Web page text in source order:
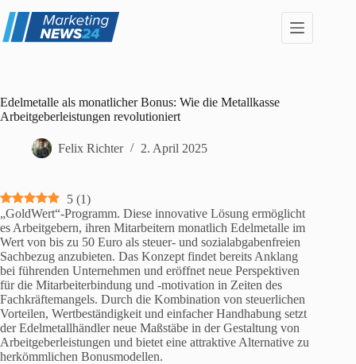
Inhalt
springen
Edelmetalle als monatlicher Bonus: Wie die Metallkasse
Arbeitgeberleistungen revolutioniert
Felix Richter 2. April 2025
5 (1)
„GoldWert“-Programm. Diese innovative Lösung ermöglicht
es Arbeitgebern, ihren Mitarbeitern monatlich Edelmetalle im
Wert von bis zu 50 Euro als steuer- und sozialabgabenfreien
Sachbezug anzubieten. Das Konzept findet bereits Anklang
bei führenden Unternehmen und eröffnet neue Perspektiven
für die Mitarbeiterbindung und -motivation in Zeiten des
Fachkräftemangels. Durch die Kombination von steuerlichen
Vorteilen, Wertbeständigkeit und einfacher Handhabung setzt
der Edelmetallhändler neue Maßstäbe in der Gestaltung von
Arbeitgeberleistungen und bietet eine attraktive Alternative zu
herkömmlichen Bonusmodellen.